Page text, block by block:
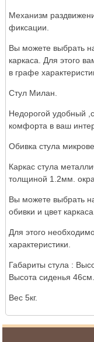
Механизм
фиксации.
Вы можете выбрать
каркаса. Для этого
в графе
Стул Милан.
Недорогой удобный
комфорта в ваш
Обивка стула
Каркас стула
толщиной 1.2мм.
Вы можете выбрать
обивки и цвет каркаса.
Для этого
характеристики.
Габариты стула :
Высота сиденья 46см.
Вес 5кг.